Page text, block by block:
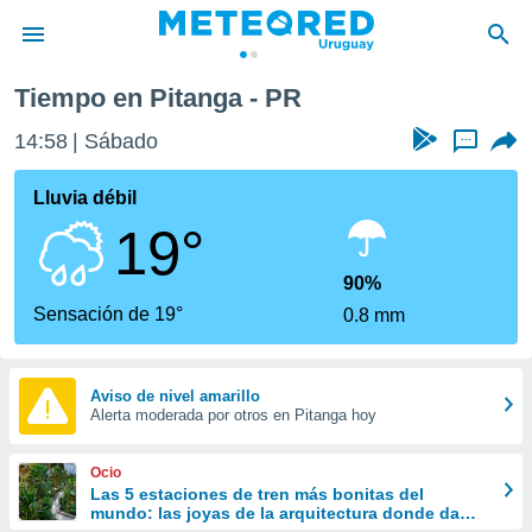
de
ha
para
que se
calidad.
a este
las
y
forma
digital
basada
Tiempo en Pitanga - PR
14:58 Sábado ...
Lluvia débil
19°
Sensación de 19°
90%
0.8 mm
Aviso de nivel amarillo
Alerta moderada por otros en Pitanga hoy
Ocio
Las 5 estaciones de tren más bonitas del
mundo: las joyas de la arquitectura donde da